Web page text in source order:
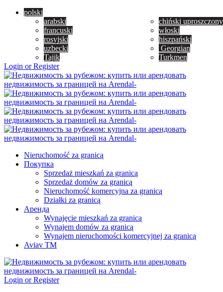
polski
arabski
chiński uproszczony
francuski
włoski
rosyjski
hiszpański
uzbecki
Georgian
Tajik
Turkmen
Login or Register
Nieruchomość za granicą
Покупка
Sprzedaż mieszkań za granicą
Sprzedaż domów za granicą
Nieruchomość komercyjna za granicą
Działki za granicą
Аренда
Wynajęcie mieszkań za granicą
Wynajem domów za granicą
Wynajem nieruchomości komercyjnej za granicą
Aviav TM
Login or Register